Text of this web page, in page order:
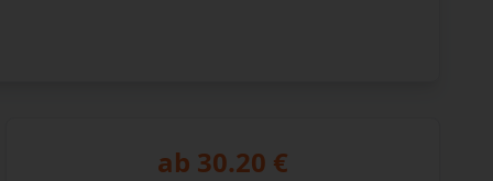
ab 30.20 €